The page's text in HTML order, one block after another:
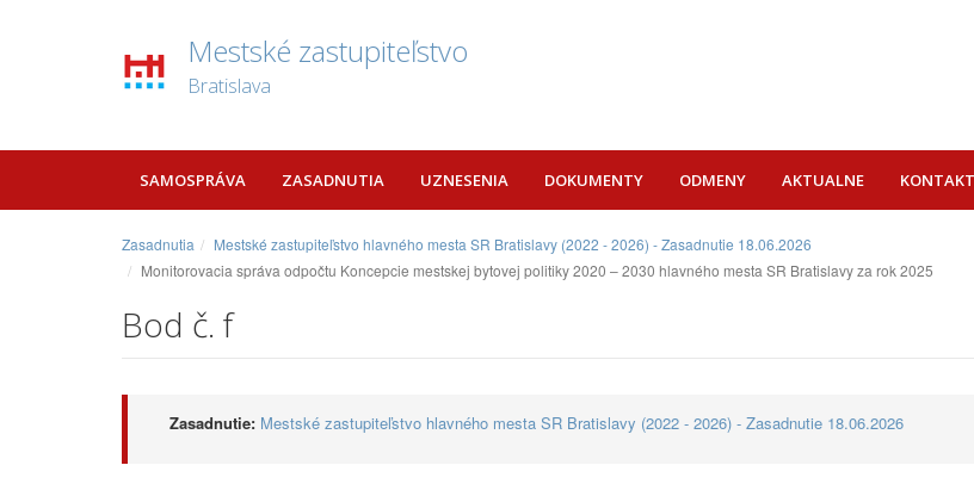
Mestské zastupiteľstvo
Bratislava
SAMOSPRÁVA ZASADNUTIA UZNESENIA DOKUMENTY ODMENY AKTUALNE KONTAKT
Zasadnutia
Mestské zastupiteľstvo hlavného mesta SR Bratislavy (2022 - 2026) - Zasadnutie 18.06.2026
Monitorovacia správa odpočtu Koncepcie mestskej bytovej politiky 2020 – 2030 hlavného mesta SR Bratislavy za rok 2025
Bod č. f
Zasadnutie: Mestské zastupiteľstvo hlavného mesta SR Bratislavy (2022 - 2026) - Zasadnutie 18.06.2026